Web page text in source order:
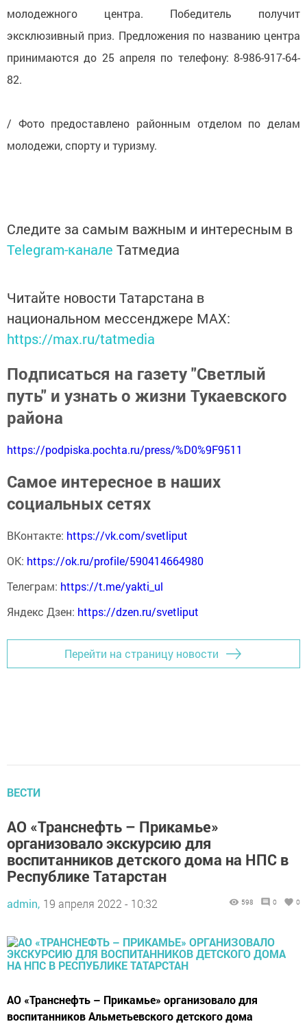
молодежного центра. Победитель получит
эксклюзивный приз. Предложения по названию центра
принимаются до 25 апреля по телефону: 8-986-917-64-
82.
/ Фото предоставлено районным отделом по делам
молодежи, спорту и туризму.
Следите за самым важным и интересным в
Telegram-канале Татмедиа
Читайте новости Татарстана в
национальном мессенджере MАХ:
https://max.ru/tatmedia
Подписаться на газету "Светлый
путь" и узнать о жизни Тукаевского
района
https://podpiska.pochta.ru/press/%D0%9F9511
Самое интересное в наших
социальных сетях
ВКонтакте: https://vk.com/svetliput
ОК: https://ok.ru/profile/590414664980
Телеграм: https://t.me/yakti_ul
Яндекс Дзен: https://dzen.ru/svetliput
Перейти на страницу новости
ВЕСТИ
АО «Транснефть – Прикамье»
организовало экскурсию для
воспитанников детского дома на НПС в
Республике Татарстан
admin, 19 апреля 2022 - 10:32 598 0 0
АО «Транснефть – Прикамье» организовало для
воспитанников Альметьевского детского дома